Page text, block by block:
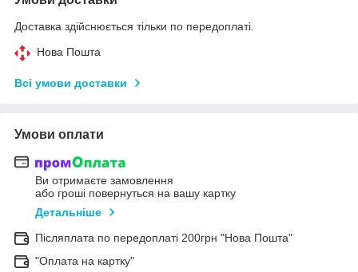
Доставка здійснюється тільки по передоплаті.
Нова Пошта
Всі умови доставки
Умови оплати
Ви отримаєте замовлення
або гроші повернуться на вашу картку
Детальніше
Післяплата по передоплаті 200грн "Нова Пошта"
"Оплата на картку"